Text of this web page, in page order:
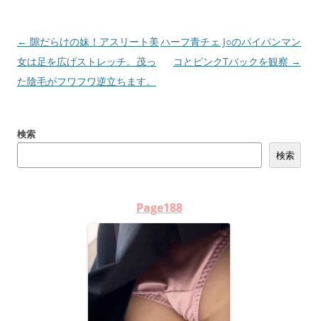
投
稿
ナ
ー
← 隙だらけの妹！アスリート美
女は足を広げストレッチ。茂っ
た陰毛がフワフワ逆立ちます。
ハーフ青チェ J○のパイパンマン
コとピンクTバックを観察 →
検索
検索
Page188